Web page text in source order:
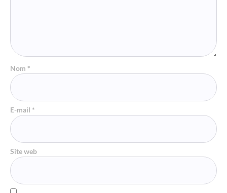
Nom *
E-mail *
Site web